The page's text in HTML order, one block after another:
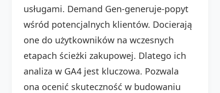
usługami. Demand Gen-generuje-popyt
wśród potencjalnych klientów. Docierają
one do użytkowników na wczesnych
etapach ścieżki zakupowej. Dlatego ich
analiza w GA4 jest kluczowa. Pozwala
ona ocenić skuteczność w budowaniu